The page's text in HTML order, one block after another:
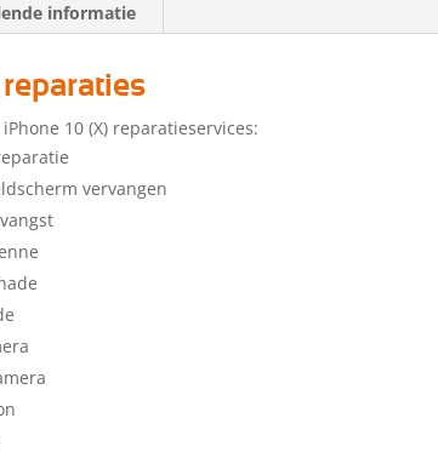
informatie
10 (X) reparatieservices:
vervangen